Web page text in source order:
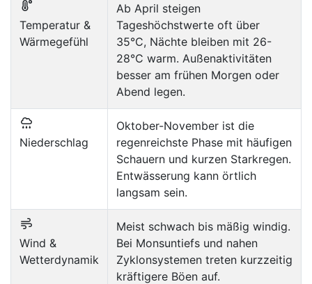
Temperatur &
Wärmegefühl
Ab April steigen
Tageshöchstwerte oft über
35°C, Nächte bleiben mit 26-
28°C warm. Außenaktivitäten
besser am frühen Morgen oder
Abend legen.
Niederschlag
Oktober-November ist die
regenreichste Phase mit häufigen
Schauern und kurzen Starkregen.
Entwässerung kann örtlich
langsam sein.
Wind &
Wetterdynamik
Meist schwach bis mäßig windig.
Bei Monsuntiefs und nahen
Zyklonsystemen treten kurzzeitig
kräftigere Böen auf.